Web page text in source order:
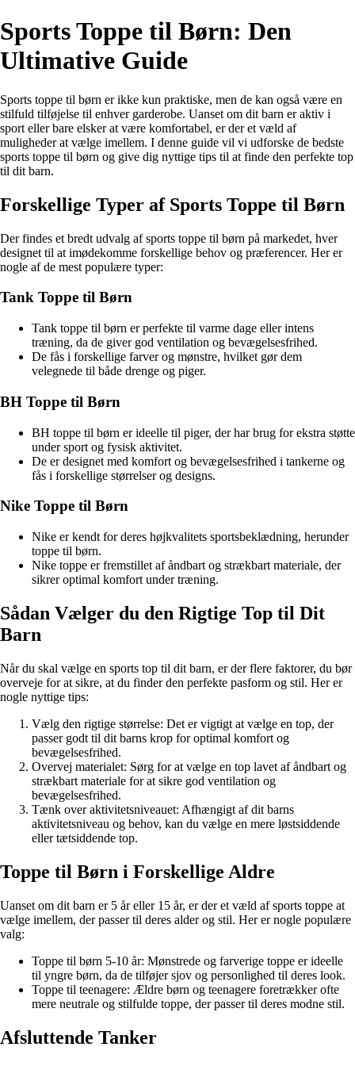
Sports Toppe til Børn: Den
Ultimative Guide
Sports toppe til børn er ikke kun praktiske, men de kan også være en
stilfuld tilføjelse til enhver garderobe. Uanset om dit barn er aktiv i
sport eller bare elsker at være komfortabel, er der et væld af
muligheder at vælge imellem. I denne guide vil vi udforske de bedste
sports toppe til børn og give dig nyttige tips til at finde den perfekte top
til dit barn.
Forskellige Typer af Sports Toppe til Børn
Der findes et bredt udvalg af sports toppe til børn på markedet, hver
designet til at imødekomme forskellige behov og præferencer. Her er
nogle af de mest populære typer:
Tank Toppe til Børn
Tank toppe til børn er perfekte til varme dage eller intens
træning, da de giver god ventilation og bevægelsesfrihed.
De fås i forskellige farver og mønstre, hvilket gør dem
velegnede til både drenge og piger.
BH Toppe til Børn
BH toppe til børn er ideelle til piger, der har brug for ekstra støtte
under sport og fysisk aktivitet.
De er designet med komfort og bevægelsesfrihed i tankerne og
fås i forskellige størrelser og designs.
Nike Toppe til Børn
Nike er kendt for deres højkvalitets sportsbeklædning, herunder
toppe til børn.
Nike toppe er fremstillet af åndbart og strækbart materiale, der
sikrer optimal komfort under træning.
Sådan Vælger du den Rigtige Top til Dit
Barn
Når du skal vælge en sports top til dit barn, er der flere faktorer, du bør
overveje for at sikre, at du finder den perfekte pasform og stil. Her er
nogle nyttige tips:
Vælg den rigtige størrelse: Det er vigtigt at vælge en top, der
passer godt til dit barns krop for optimal komfort og
bevægelsesfrihed.
Overvej materialet: Sørg for at vælge en top lavet af åndbart og
strækbart materiale for at sikre god ventilation og
bevægelsesfrihed.
Tænk over aktivitetsniveauet: Afhængigt af dit barns
aktivitetsniveau og behov, kan du vælge en mere løstsiddende
eller tætsiddende top.
Toppe til Børn i Forskellige Aldre
Uanset om dit barn er 5 år eller 15 år, er der et væld af sports toppe at
vælge imellem, der passer til deres alder og stil. Her er nogle populære
valg:
Toppe til børn 5-10 år: Mønstrede og farverige toppe er ideelle
til yngre børn, da de tilføjer sjov og personlighed til deres look.
Toppe til teenagere: Ældre børn og teenagere foretrækker ofte
mere neutrale og stilfulde toppe, der passer til deres modne stil.
Afsluttende Tanker